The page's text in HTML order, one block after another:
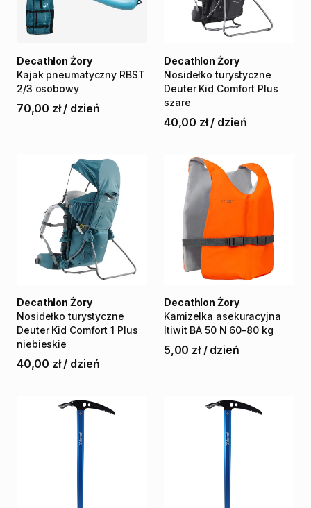
Kajak pneumatyczny RBST
2​/​3 osobowy
Decathlon Żory
70,00 zł / dzień
Nosidełko turystyczne
Deuter Kid Comfort Plus
szare
Decathlon Żory
40,00 zł / dzień
Nosidełko turystyczne
Deuter Kid Comfort 1 Plus
niebieskie
Decathlon Żory
40,00 zł / dzień
Kamizelka asekuracyjna
Itiwit BA 50 N 60-80 kg
Decathlon Żory
5,00 zł / dzień